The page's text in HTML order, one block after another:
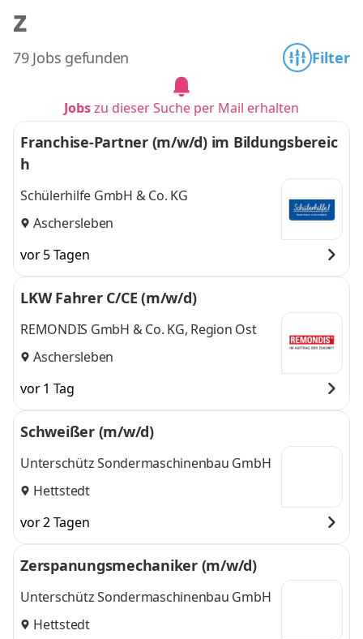
z
79 Jobs gefunden Filter
Jobszu dieser Suche per Mail erhalten
Franchise-Partner (m/w/d) im Bildungsbereic
h
Schülerhilfe GmbH & Co. KG
Aschersleben
vor 5 Tagen
LKW Fahrer C/CE (m/w/d)
REMONDIS GmbH & Co. KG, Region Ost
Aschersleben
vor 1 Tag
Schweißer (m/w/d)
Unterschütz Sondermaschinenbau GmbH
Hettstedt
vor 2 Tagen
Zerspanungsmechaniker (m/w/d)
Unterschütz Sondermaschinenbau GmbH
Hettstedt